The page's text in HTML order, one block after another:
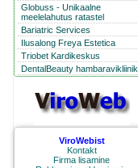
Globuss - Unikaalne
meelelahutus ratastel
Bariatric Services
Ilusalong Freya Estetica
Triobet Kardikeskus
DentalBeauty hambaravikliinik
ViroWebist
Kontakt
Firma lisamine